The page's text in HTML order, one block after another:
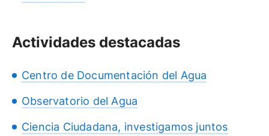
Actividades destacadas
Centro de Documentación del Agua
Observatorio del Agua
Ciencia Ciudadana, investigamos juntos